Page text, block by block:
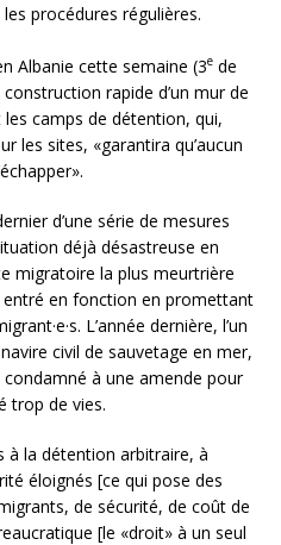
procédures régulières.
Albanie cette semaine (3e de
rapide d’un mur de
camps de détention, qui,
les sites, «garantira qu’aucun
d’une série de mesures
déjà désastreuse en
migratoire la plus meurtrière
en fonction en promettant
L’année dernière, l’un
civil de sauvetage en mer,
à une amende pour
trop de vies.
à la détention arbitraire, à
éloignés [ce qui pose des
de sécurité, de coût de
[le «droit» à un seul